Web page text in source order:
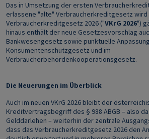
Das in Umsetzung der ersten
erlassene "alte" Verbraucherkreditgesetz wird
Verbraucherkreditgesetz 2026 ("VKrG 2026")
hinaus enthält der neue Gesetzesvorschlag
Bankwesengesetz sowie punktuelle
Konsumentenschutzgesetz und im
Verbraucherbehördenkooperationsgesetz.
Die Neuerungen im Überblick
Auch im neuen VKrG 2026 bleibt der
Kreditvertragsbegriff des § 988 ABGB – also
Gelddarlehen – weiterhin der zentrale
dass das Verbraucherkreditgesetz 2026 den